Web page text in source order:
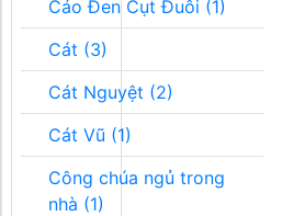
Cáo Đen Cụt Đuôi (1)
Cát (3)
Cát Nguyệt (2)
Cát Vũ (1)
Công chúa ngủ trong
nhà (1)